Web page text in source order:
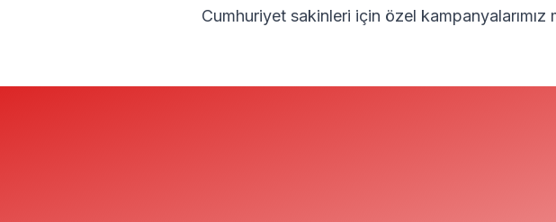
Cumhuriyet sakinleri için özel kampanyalarımız